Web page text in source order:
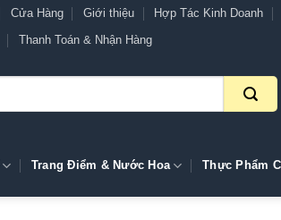
Cửa Hàng Giới thiệu Hợp Tác Kinh Doanh
Thanh Toán & Nhận Hàng
Trang Điểm & Nước Hoa Thực Phẩm